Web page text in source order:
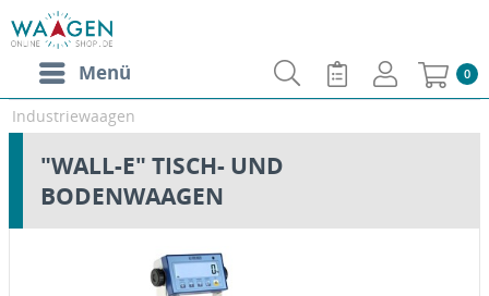
Menü 0
Industriewaagen
"WALL-E" TISCH- UND
BODENWAAGEN